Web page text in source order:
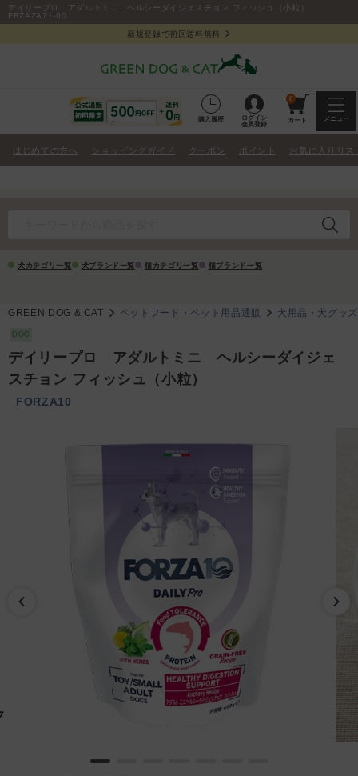
デイリープロ アダルトミニ ヘルシーダイジェスチョン フィッシュ（小粒）
FRZAZA71-00
新規登録で初回送料無料
購入履歴
ログイン
会員登録
0
カート メニュー
はじめての方へ ショッピングガイド クーポン ポイント お気に入りリス
犬カテゴリ一覧 犬ブランド一覧 猫カテゴリ一覧 猫ブランド一覧
GREEN DOG & CAT ペットフード・ペット用品通販 犬用品・犬グッズ
DOG
デイリープロ アダルトミニ ヘルシーダイジェ
スチョン フィッシュ（小粒）
FORZA10